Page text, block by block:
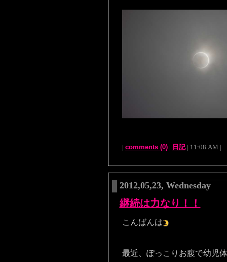
| comments (0)| 日記| 11:08 AM |
2012,05,23, Wednesday
継続は力なり！！
こんばんは
最近、ぽっこりお腹で幼児